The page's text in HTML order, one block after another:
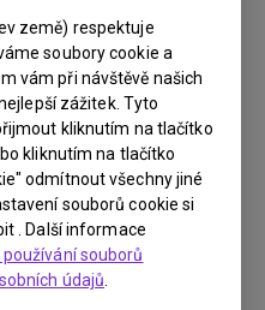
země) respektuje
soubory cookie a
vám při návštěvě našich
zážitek. Tyto
kliknutím na tlačítko
kliknutím na tlačítko
odmítnout všechny jiné
souborů cookie si
. Další informace
souborů
údajů
Jak to mohu
TV se někdy
přejde na
Jak to mohu
ovládání donglu